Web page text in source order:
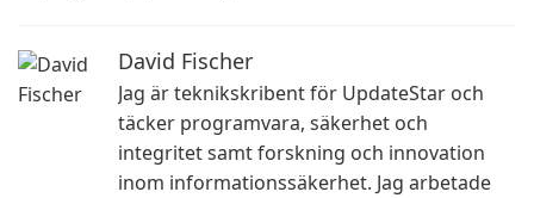
David Fischer
Jag är teknikskribent för UpdateStar och
täcker programvara, säkerhet och
integritet samt forskning och innovation
inom informationssäkerhet. Jag arbetade